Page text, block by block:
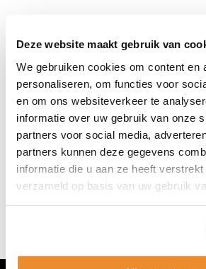
Deze website maakt gebruik van
We gebruiken cookies om content en
personaliseren, om functies voor
en om ons websiteverkeer te
informatie over uw gebruik van onze
partners voor social media,
partners kunnen deze gegevens
informatie die u aan ze heeft
verzameld op basis van uw gebruik
Shop nu deze merken
Als je graag monturen of
van deze mooie merken, maak
afspraak of loop eens binnen bij
Optiek & Optometrie in Duiven.